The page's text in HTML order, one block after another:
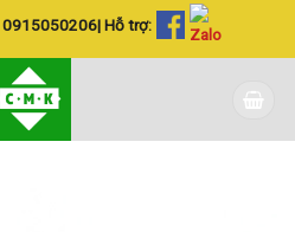
0915050206| Hỗ trợ: